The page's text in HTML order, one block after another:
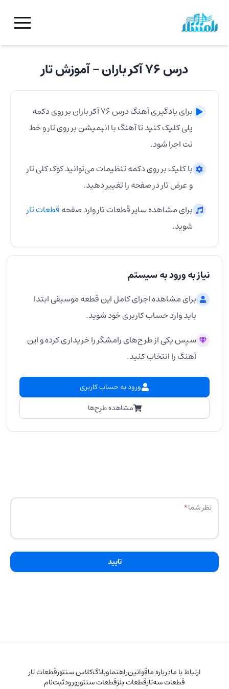
درس ۷۶ آکر باران - آموزشتار
برای یادگیری آهنگدرس ۷۶ آکر باران
بر روی دکمه
پلی کلیک کنید تا آهنگ با انیمیشن بر رویتارو خط
نت اجرا شود.
با کلیک بر روی دکمه تنظیمات می‌توانید کوک کلیتار
و عرضتاردر صفحه را تغییر دهید.
برای مشاهده سایر قطعاتتاروارد صفحهقطعاتتار
شوید.
نیاز به ورود به سیستم
برای مشاهده اجرای کامل این قطعه موسیقی ابتدا
باید وارد حساب کاربری خود شوید.
سپس یکی از طرح‌های رامشگر را خریداری کرده و این
آهنگ را انتخاب کنید.
ورود به حساب کاربری
مشاهده طرح‌ها
نظر شما
تایید
ارتباط با مادرباره ماقوانینراهنماوبلاگکلاس سنتورقطعات تار
قطعات سه‌تارقطعات بلزقطعات سنتورورودثبت‌نام